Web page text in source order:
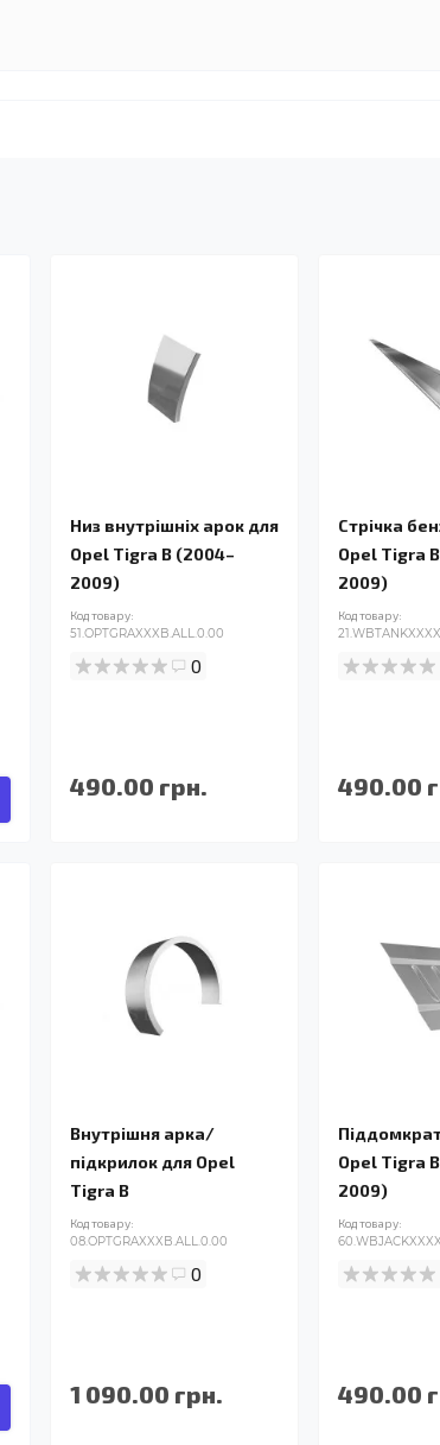
Низ внутрішніх арок для
Opel Tigra B (2004–
2009)
Код товару:
51.OPTGRAXXXB.ALL.0.00
0
490.00 грн.
Стрічка
Opel Tigra
2009)
Код товару:
490.00
Внутрішня арка/
підкрилок для Opel
Tigra B
Код товару:
08.OPTGRAXXXB.ALL.0.00
0
1 090.00 грн.
Opel Tigra
2009)
Код товару:
490.00